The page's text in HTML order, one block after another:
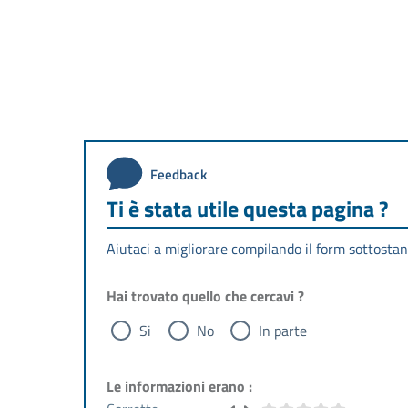
Feedback
Ti è stata utile questa pagina ?
Aiutaci a migliorare compilando il form
Hai trovato quello che cercavi ?
Si
No In parte
Le informazioni erano :